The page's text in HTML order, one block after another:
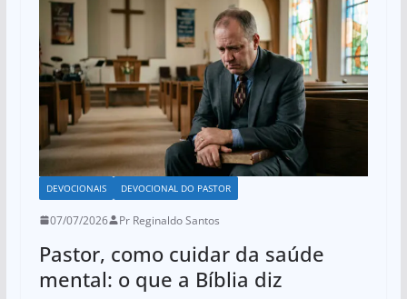
DEVOCIONAIS DEVOCIONAL DO PASTOR
07/07/2026 Pr Reginaldo Santos
Pastor, como cuidar da saúde
mental: o que a Bíblia diz